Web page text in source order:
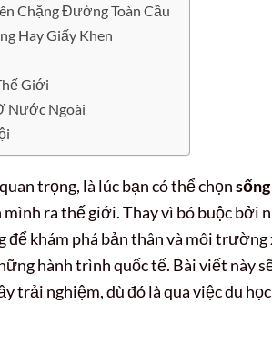
Chặng Đường Toàn Cầu
Hay Giấy Khen
Giới
Nước Ngoài
trọng, là lúc bạn có thể chọn
ra thế giới. Thay vì bó buộc bởi
để khám phá bản thân và môi trường
hành trình quốc tế. Bài viết này
trải nghiệm, dù đó là qua việc du